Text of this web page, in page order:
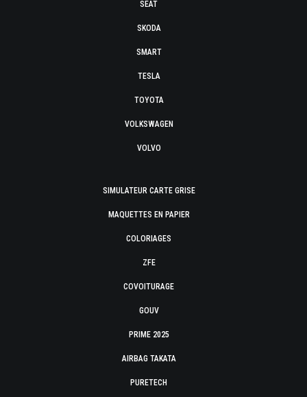
SEAT
SKODA
SMART
TESLA
TOYOTA
VOLKSWAGEN
VOLVO
SIMULATEUR CARTE GRISE
MAQUETTES EN PAPIER
COLORIAGES
ZFE
COVOITURAGE
GOUV
PRIME 2025
AIRBAG TAKATA
PURETECH